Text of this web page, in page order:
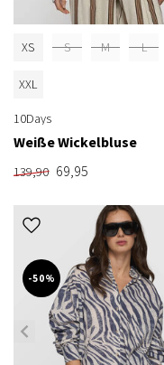
XS S M L
XXL
10Days
Weiße Wickelbluse
139,90 69,95
-50%